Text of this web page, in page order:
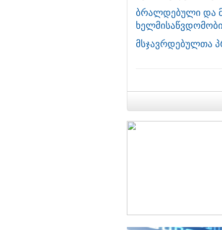
ბრალდებული და
მსჯავრდებულთა